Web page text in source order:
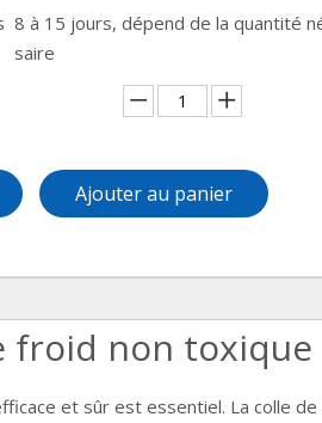
8 à 15 jours, dépend de la quantité
saire
Ajouter au panier
froid non toxique
et sûr est essentiel. La colle de